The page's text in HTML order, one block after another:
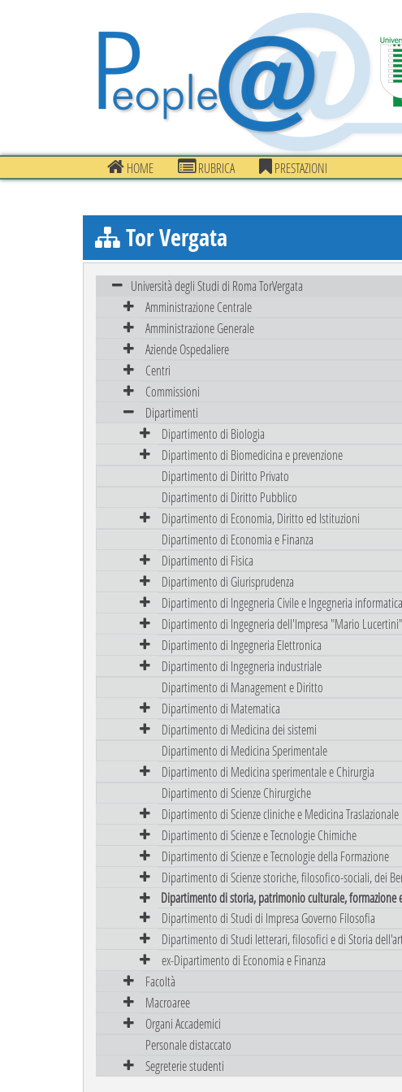
HOME RUBRICA PRESTAZIONI
Tor Vergata
Università degli Studi di Roma TorVergata
Amministrazione Centrale
Amministrazione Generale
Aziende Ospedaliere
Centri
Commissioni
Dipartimenti
Dipartimento di Biologia
Dipartimento di Biomedicina e prevenzione
Dipartimento di Diritto Privato
Dipartimento di Diritto Pubblico
Dipartimento di Economia, Diritto ed Istituzioni
Dipartimento di Economia e Finanza
Dipartimento di Fisica
Dipartimento di Giurisprudenza
Dipartimento di Ingegneria Civile e Ingegneria informatica
Dipartimento di Ingegneria dell'Impresa "Mario Lucertini"
Dipartimento di Ingegneria Elettronica
Dipartimento di Ingegneria industriale
Dipartimento di Management e Diritto
Dipartimento di Matematica
Dipartimento di Medicina dei sistemi
Dipartimento di Medicina Sperimentale
Dipartimento di Medicina sperimentale e Chirurgia
Dipartimento di Scienze Chirurgiche
Dipartimento di Scienze cliniche e Medicina Traslazionale
Dipartimento di Scienze e Tecnologie Chimiche
Dipartimento di Scienze e Tecnologie della Formazione
Dipartimento di Scienze storiche, filosofico-sociali, dei
Dipartimento di storia, patrimonio culturale, formazione
Dipartimento di Studi di Impresa Governo Filosofia
Dipartimento di Studi letterari, filosofici e di Storia
ex-Dipartimento di Economia e Finanza
Facoltà
Macroaree
Organi Accademici
Personale distaccato
Segreterie studenti